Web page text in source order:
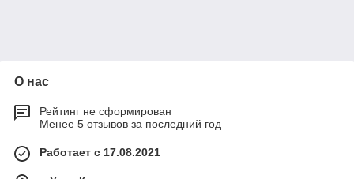
О нас
Рейтинг не сформирован
Менее 5 отзывов за последний год
Работает с 17.08.2021